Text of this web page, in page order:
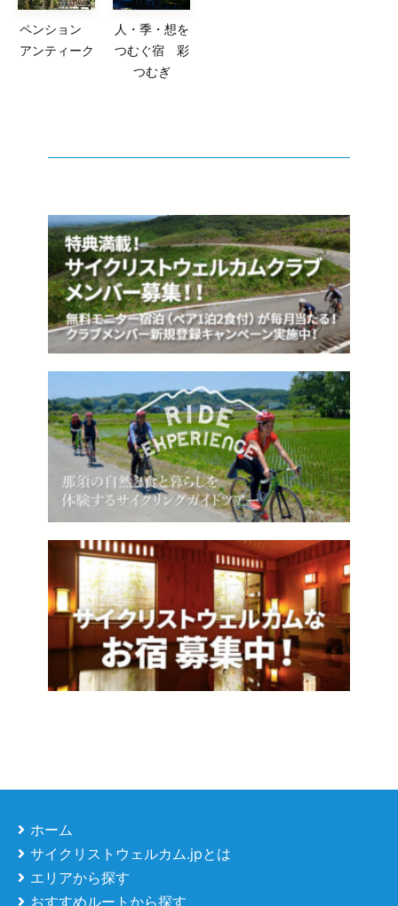
ペンション
アンティーク
人・季・想を
つむぐ宿 彩
つむぎ
ホーム
サイクリストウェルカム.jpとは
エリアから探す
おすすめルートから探す